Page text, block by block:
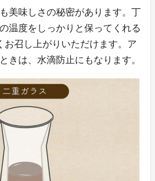
美味しさの秘密があります。丁
温度をしっかりと保ってくれる
お召し上がりいただけます。ア
きは、水滴防止にもなります。